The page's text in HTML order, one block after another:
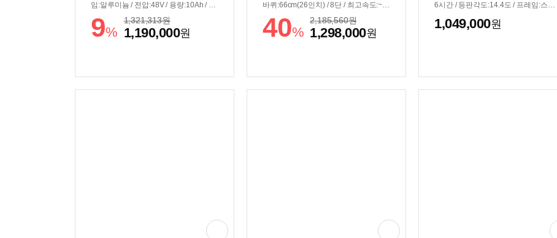
임:알루미늄 / 전압:48V / 용량:10Ah / 전
력량:480Wh / 바퀴:51cm(20인치) / 7단
/ 최고속도:25km/h / 유압식 브레이크 /
무게:29.4kg / 라이저바 / 서스펜션:전륜
9%
1,321,313원
1,190,000원
바퀴:66cm(26인치) / 8단 / 최고속도:~2
5km/h / 디스크브레이크 / 라이저바 / 서
스펜션:전륜 / 짐받이 / 색상: 블랙, 무광
블랙
40%
2,185,560원
1,298,000원
6시간 / 등판각도:14.4도 / 프레임:스틸 /
바퀴:51cm(20인치) / 7단 / 최고속도:24.
1,049,000원